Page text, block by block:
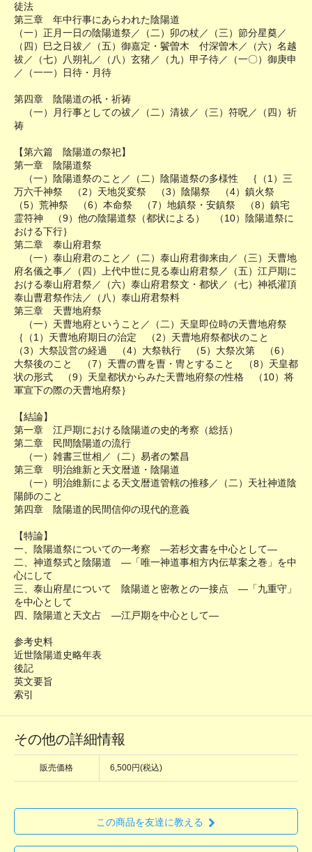
徒法
第三章 年中行事にあらわれた陰陽道
（一）正月一日の陰陽道祭／（二）卯の杖／（三）節分星奠／
（四）巳之日祓／（五）御嘉定・鬢曽木 付深曽木／（六）名越
祓／（七）八朔礼／（八）玄猪／（九）甲子待／（一〇）御庚申
／（一一）日待・月待
第四章 陰陽道の祇・祈祷
（一）月行事としての祓／（二）清祓／（三）符呪／（四）祈
祷
【第六篇 陰陽道の祭祀】
第一章 陰陽道祭
（一）陰陽道祭のこと／（二）陰陽道祭の多様性 ｛（1）三
万六千神祭 （2）天地災変祭 （3）陰陽祭 （4）鎮火祭
（5）荒神祭 （6）本命祭 （7）地鎮祭・安鎮祭 （8）鎮宅
霊符神 （9）他の陰陽道祭（都状による） （10）陰陽道祭に
おける下行｝
第二章 泰山府君祭
（一）泰山府君のこと／（二）泰山府君御来由／（三）天曹地
府名儀之事／（四）上代中世に見る泰山府君祭／（五）江戸期に
おける泰山府君祭／（六）泰山府君祭文・都状／（七）神祇灌頂
泰山曹君祭作法／（八）泰山府君祭料
第三章 天曹地府祭
（一）天曹地府ということ／（二）天皇即位時の天曹地府祭
｛（1）天曹地府期日の治定 （2）天曹地府祭都状のこと
（3）大祭設営の経過 （4）大祭執行 （5）大祭次第 （6）
大祭後のこと （7）天曹の曹を曺・冑とすること （8）天皇都
状の形式 （9）天皇都状からみた天曹地府祭の性格 （10）将
軍宣下の際の天曹地府祭｝
【結論】
第一章 江戸期における陰陽道の史的考察（総括）
第二章 民間陰陽道の流行
（一）雑書三世相／（二）易者の繁昌
第三章 明治維新と天文暦道・陰陽道
（一）明治維新による天文暦道管轄の推移／（二）天社神道陰
陽師のこと
第四章 陰陽道的民間信仰の現代的意義
【特論】
一、陰陽道祭についての一考察 ―若杉文書を中心として―
二、神道祭式と陰陽道 ―「唯一神道事相方内伝草案之巻」を中
心にして
三、泰山府星について 陰陽道と密教との一接点 ―「九重守」
を中心として
四、陰陽道と天文占 ―江戸期を中心として―
参考史料
近世陰陽道史略年表
後記
英文要旨
索引
その他の詳細情報
販売価格 6,500円(税込)
この商品を友達に教える